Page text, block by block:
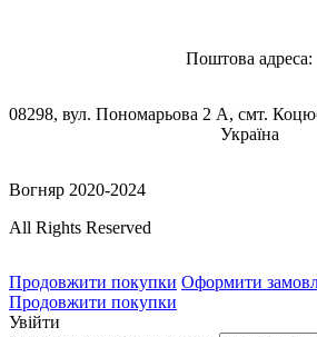
Поштова адреса:
08298, вул. Пономарьова 2 А, смт.
Україна
Вогняр 2020-2024
All Rights Reserved
Продовжити покупки Оформити
Продовжити покупки
Увійти